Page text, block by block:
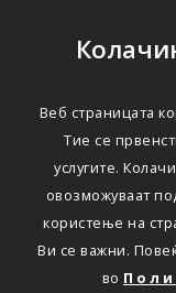
Веб страницата
Тие се
услугите.
овозможуваат
користење на
Ви се важни.
во